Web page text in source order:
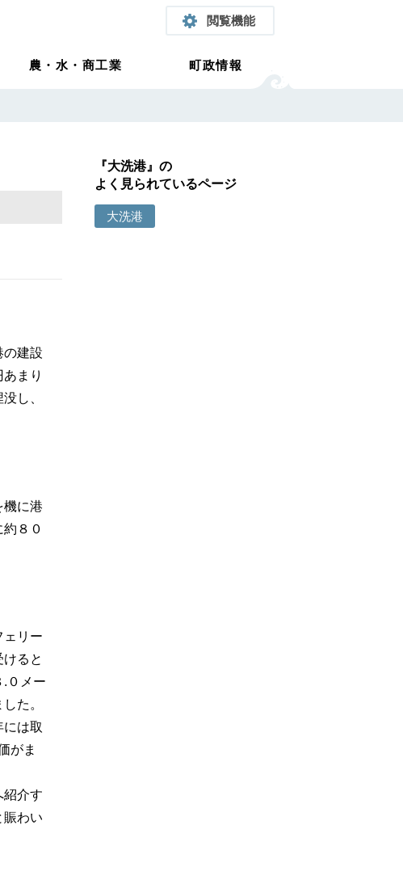
閲覧機能
農・水・商工業 町政情報
の建設
まり
し、
機に港
８０
ェリー
ると
.０メー
た。
は取
がま
紹介す
賑わい
『大洗港』の
よく見られているページ
大洗港